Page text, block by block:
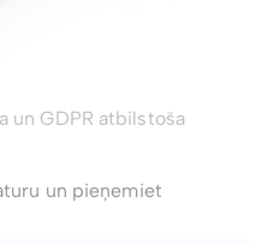
un pieņemiet
Datu regulai atbilstošs